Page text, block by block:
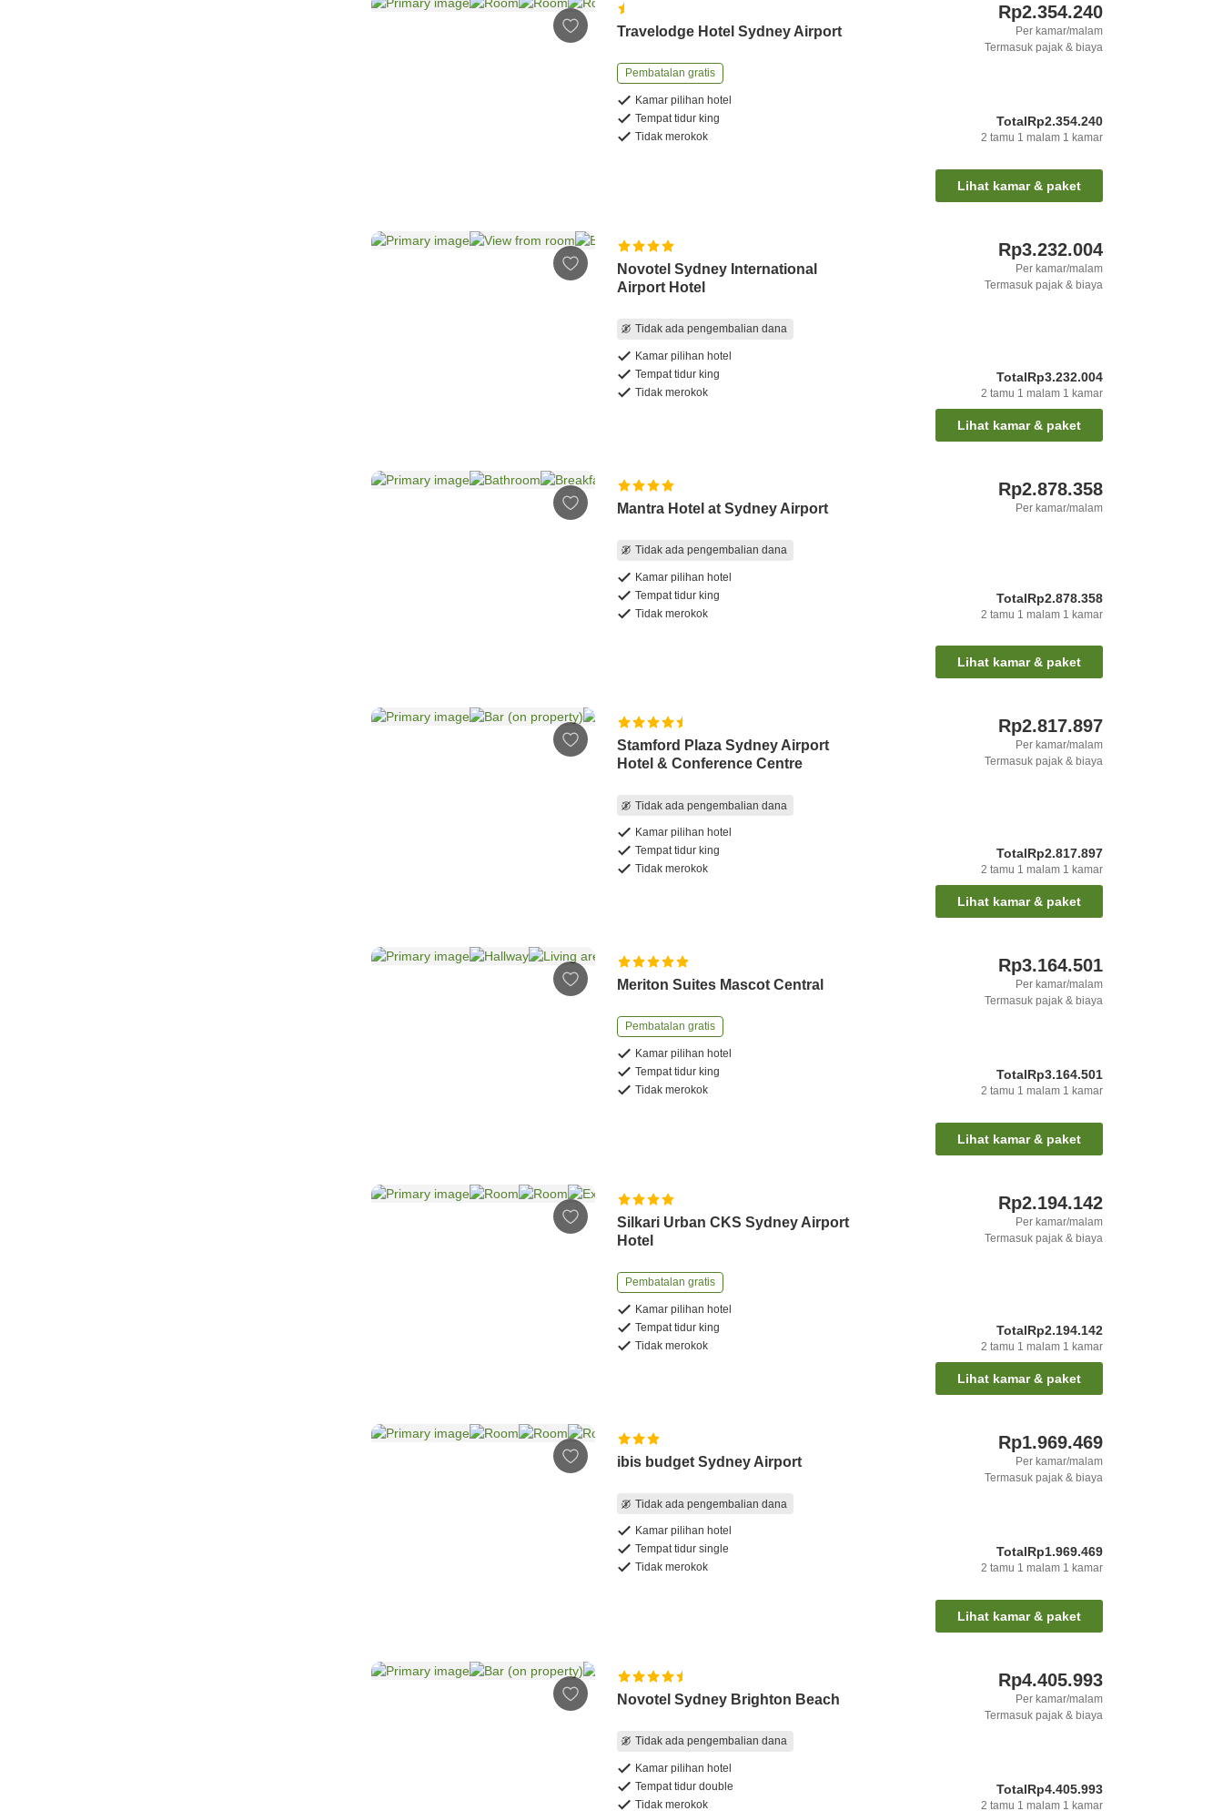
Travelodge Hotel Sydney Airport
Pembatalan gratis
Kamar pilihan hotel
Tempat tidur king
Tidak merokok
Rp2.354.240
Per kamar/malam
Termasuk pajak & biaya
TotalRp2.354.240
2 tamu 1 malam 1 kamar
Lihat kamar & paket
Novotel Sydney International
Airport Hotel
Tidak ada pengembalian dana
Kamar pilihan hotel
Tempat tidur king
Tidak merokok
Rp3.232.004
Per kamar/malam
Termasuk pajak & biaya
TotalRp3.232.004
2 tamu 1 malam 1 kamar
Lihat kamar & paket
Mantra Hotel at Sydney Airport
Tidak ada pengembalian dana
Kamar pilihan hotel
Tempat tidur king
Tidak merokok
Rp2.878.358
Per kamar/malam
TotalRp2.878.358
2 tamu 1 malam 1 kamar
Lihat kamar & paket
Stamford Plaza Sydney Airport
Hotel & Conference Centre
Tidak ada pengembalian dana
Kamar pilihan hotel
Tempat tidur king
Tidak merokok
Rp2.817.897
Per kamar/malam
Termasuk pajak & biaya
TotalRp2.817.897
2 tamu 1 malam 1 kamar
Lihat kamar & paket
Meriton Suites Mascot Central
Pembatalan gratis
Kamar pilihan hotel
Tempat tidur king
Tidak merokok
Rp3.164.501
Per kamar/malam
Termasuk pajak & biaya
TotalRp3.164.501
2 tamu 1 malam 1 kamar
Lihat kamar & paket
Silkari Urban CKS Sydney Airport
Hotel
Pembatalan gratis
Kamar pilihan hotel
Tempat tidur king
Tidak merokok
Rp2.194.142
Per kamar/malam
Termasuk pajak & biaya
TotalRp2.194.142
2 tamu 1 malam 1 kamar
Lihat kamar & paket
ibis budget Sydney Airport
Tidak ada pengembalian dana
Kamar pilihan hotel
Tempat tidur single
Tidak merokok
Rp1.969.469
Per kamar/malam
Termasuk pajak & biaya
TotalRp1.969.469
2 tamu 1 malam 1 kamar
Lihat kamar & paket
Novotel Sydney Brighton Beach
Tidak ada pengembalian dana
Kamar pilihan hotel
Tempat tidur double
Tidak merokok
Rp4.405.993
Per kamar/malam
Termasuk pajak & biaya
TotalRp4.405.993
2 tamu 1 malam 1 kamar